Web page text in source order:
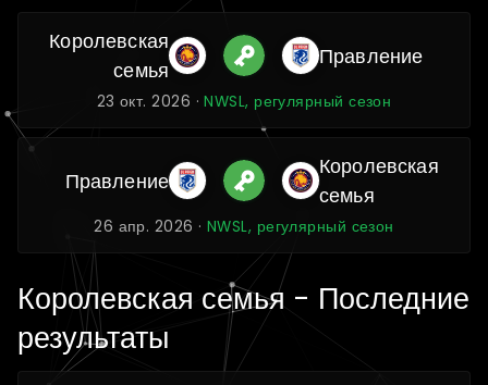
Королевская
семья
Правление
23 окт. 2026 ·NWSL, регулярный сезон
Правление
Королевская
семья
26 апр. 2026 · NWSL, регулярный сезон
Королевская семья - Последние
результаты